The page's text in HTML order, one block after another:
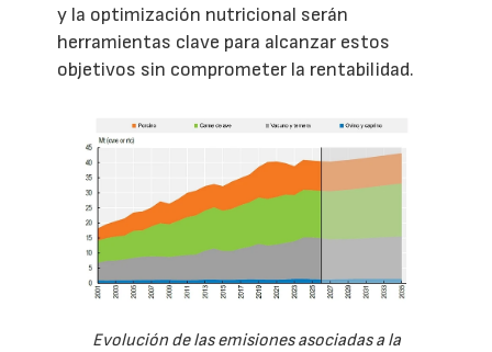
y la optimización nutricional serán
herramientas clave para alcanzar estos
objetivos sin comprometer la rentabilidad.
Evolución de las emisiones asociadas a la